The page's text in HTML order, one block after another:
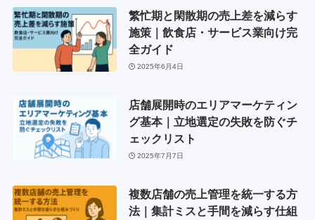
繁忙期と閑散期の売上差を減らす
施策｜飲食店・サービス業向け完
全ガイド
2025年6月4日
店舗展開時のエリアマーケティン
グ基本｜立地選定の失敗を防ぐチ
ェックリスト
2025年7月7日
複数店舗の売上管理を統一する方
法｜集計ミスと手間を減らす仕組